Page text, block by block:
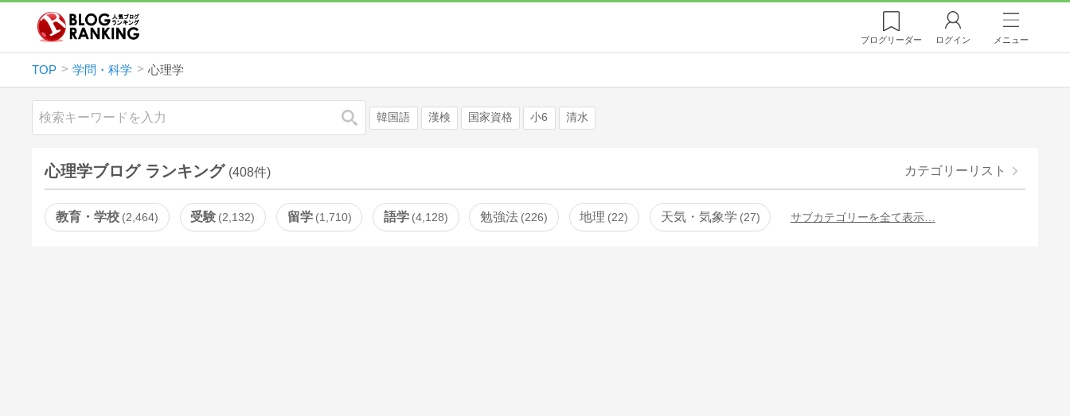
ブログリーダー ログイン メニュー
TOP 学問・科学 心理学
検索 韓国語 漢検 国家資格 小6 清水
心理学ブログ ランキング (408件) カテゴリーリスト
教育・学校 2,464 受験 2,132 留学 1,710 語学 4,128 勉強法 226 地理 22 天気・気象学 27 サブカテゴリーを全て表示…